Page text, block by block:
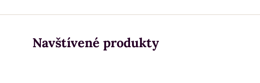
Navštívené produkty